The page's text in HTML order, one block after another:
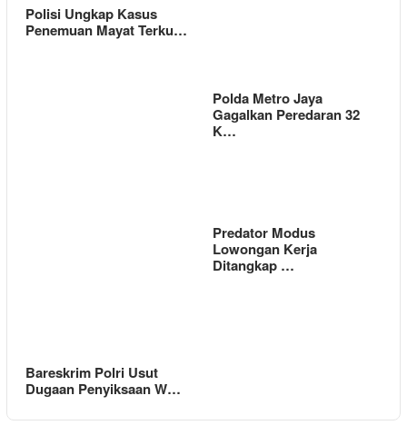
Polisi Ungkap Kasus
Penemuan Mayat Terku…
Polda Metro Jaya
Gagalkan Peredaran 32
K…
Bareskrim Polri Usut
Dugaan Penyiksaan W…
Predator Modus
Lowongan Kerja
Ditangkap …